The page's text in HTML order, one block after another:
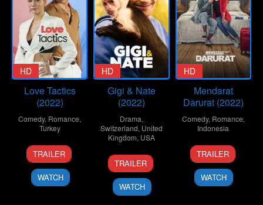
HD
Love Tactics
(2022)
Comedy, Romance,
Turkey
11
Feb
2022
Emre
Kabakuşak
TRAILER
WATCH
HD
Gigi & Nate
(2022)
Drama,
Switzerland, United
Kingdom, USA
2
Sep
2022
Nick
Hamm
TRAILER
WATCH
HD
Mendarat
Darurat (2022)
Comedy, Romance,
Indonesia
8
Sep
2022
Pandji
TRAILER
WATCH